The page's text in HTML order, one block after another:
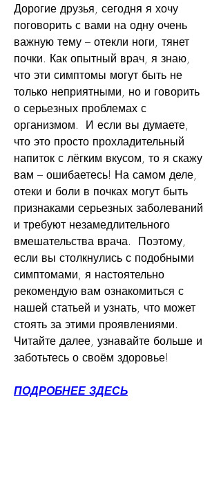
Дорогие друзья, сегодня я хочу
поговорить с вами на одну очень
важную тему – отекли ноги, тянет
почки. Как опытный врач, я знаю,
что эти симптомы могут быть не
только неприятными, но и говорить
о серьезных проблемах с
организмом.  И если вы думаете,
что это просто прохладительный
напиток с лёгким вкусом, то я скажу
вам – ошибаетесь! На самом деле,
отеки и боли в почках могут быть
признаками серьезных заболеваний
и требуют незамедлительного
вмешательства врача.  Поэтому,
если вы столкнулись с подобными
симптомами, я настоятельно
рекомендую вам ознакомиться с
нашей статьей и узнать, что может
стоять за этими проявлениями.
Читайте далее, узнавайте больше и
заботьтесь о своём здоровье!
ПОДРОБНЕЕ ЗДЕСЬ